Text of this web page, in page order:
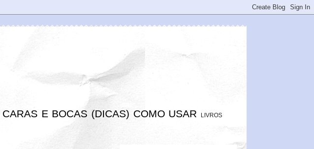
CARAS E BOCAS (DICAS) COMO USAR LIVROS